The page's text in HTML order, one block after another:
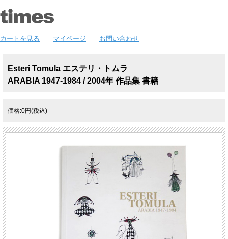
カートを見る マイページ お問い合わせ
Esteri Tomula エステリ・トムラ
ARABIA 1947-1984 / 2004年 作品集 書籍
価格:0円(税込)